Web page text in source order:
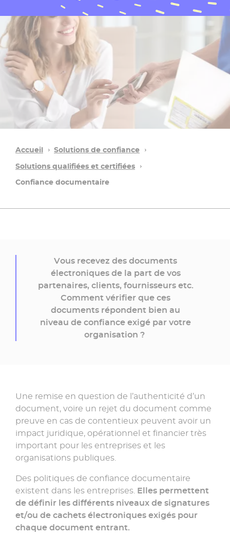
Accueil
Solutions de confiance
Solutions qualifiées et certifiées
Confiance documentaire
Vous recevez des documents
électroniques de la part de vos
partenaires, clients, fournisseurs etc.
Comment vérifier que ces
documents répondent bien au
niveau de confiance exigé par votre
organisation ?
Une remise en question de l’authenticité d’un
document, voire un rejet du document comme
preuve en cas de contentieux peuvent avoir un
impact juridique, opérationnel et financier très
important pour les entreprises et les
organisations publiques.
Des politiques de confiance documentaire
existent dans les entreprises. Elles permettent
de définir les différents niveaux de signatures
et/ou de cachets électroniques exigés pour
chaque document entrant.